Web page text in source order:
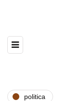
politica